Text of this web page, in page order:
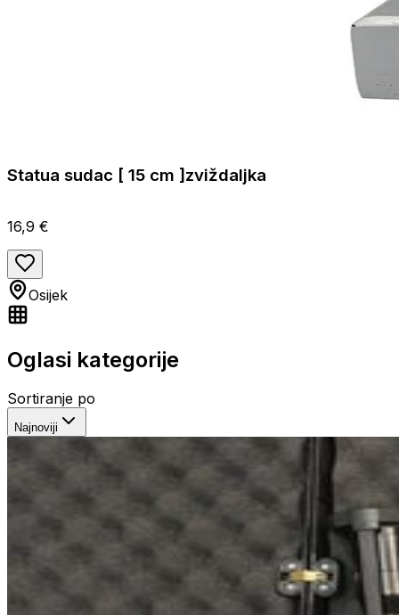
Statua sudac [ 15 cm ]zviždaljka
16,9 €
Osijek
Oglasi kategorije
Sortiranje po
Najnoviji